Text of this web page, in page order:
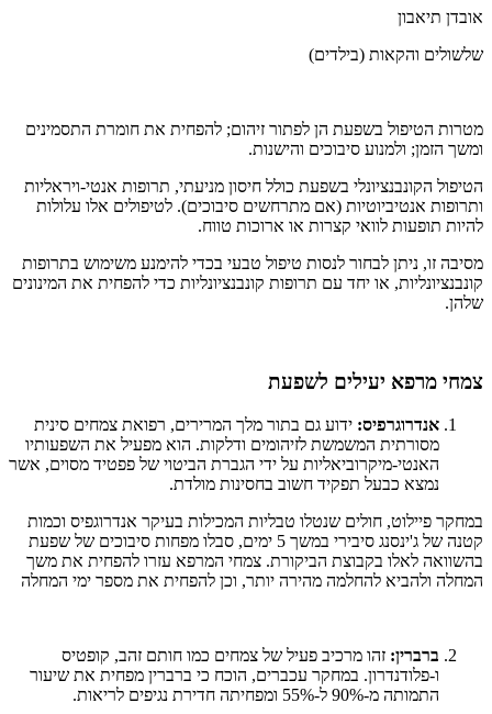
אובדן תיאבון
שלשולים והקאות (בילדים)
מטרות הטיפול בשפעת הן לפתור זיהום; להפחית את חומרת התסמינים
ומשך הזמן; ולמנוע סיבוכים והישנות.
הטיפול הקונבנציונלי בשפעת כולל חיסון מניעתי, תרופות אנטי-ויראליות
ותרופות אנטיביוטיות (אם מתרחשים סיבוכים). לטיפולים אלו עלולות
להיות תופעות לוואי קצרות או ארוכות טווח.
מסיבה זו, ניתן לבחור לנסות טיפול טבעי בכדי להימנע משימוש בתרופות
קונבנציונליות, או יחד עם תרופות קונבנציונליות כדי להפחית את המינונים
שלהן.
צמחי מרפא יעילים לשפעת
אנדרוגרפיס: ידוע גם בתור מלך המרירים, רפואת צמחים סינית
מסורתית המשמשת לזיהומים ודלקות. הוא מפעיל את השפעותיו
האנטי-מיקרוביאליות על ידי הגברת הביטוי של פפטיד מסוים, אשר
נמצא כבעל תפקיד חשוב בחסינות מולדת.
במחקר פיילוט, חולים שנטלו טבליות המכילות בעיקר אנדרוגפיס וכמות
קטנה של ג'ינסנג סיבירי במשך 5 ימים, סבלו מפחות סיבוכים של שפעת
בהשוואה לאלו בקבוצת הביקורת. צמחי המרפא עזרו להפחית את משך
המחלה ולהביא להחלמה מהירה יותר, וכן להפחית את מספר ימי המחלה
ברברין: זהו מרכיב פעיל של צמחים כמו חותם זהב, קופטיס
ו-פלודנדרון. במחקר עכברים, הוכח כי ברברין מפחית את שיעור
התמותה מ-90% ל-55% ומפחיתה חדירת נגיפים לריאות.